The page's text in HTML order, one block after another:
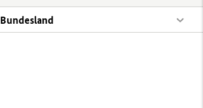
Bundesland